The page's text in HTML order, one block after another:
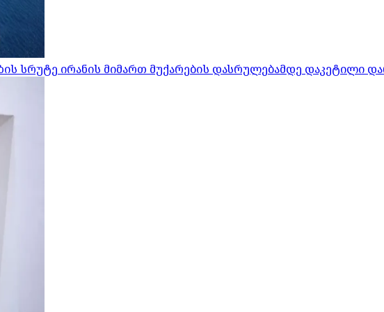
სრუტე ირანის მიმართ მუქარების დასრულებამდე დაკეტილი